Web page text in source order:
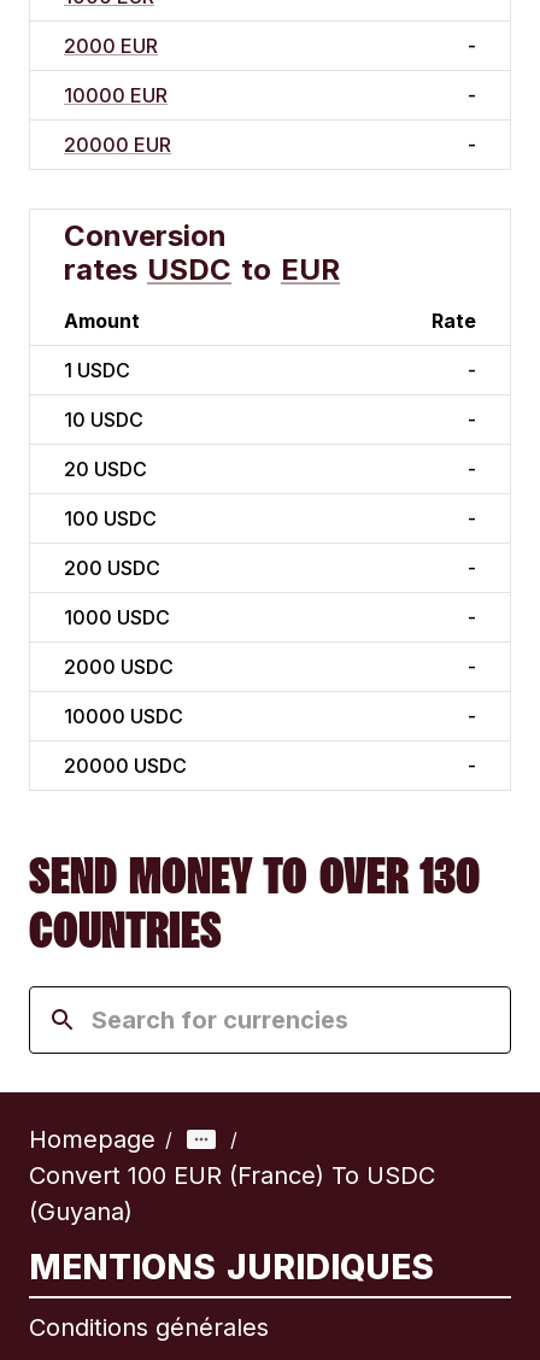
2000 EUR -
10000 EUR -
20000 EUR -
Conversion
rates USDC to EUR
Amount Rate
1 USDC -
10 USDC -
20 USDC -
100 USDC -
200 USDC -
1000 USDC -
2000 USDC -
10000 USDC -
20000 USDC -
SEND MONEY TO OVER 130
COUNTRIES
Homepage / /
Convert 100 EUR (France) To USDC
(Guyana)
MENTIONS JURIDIQUES
Conditions générales